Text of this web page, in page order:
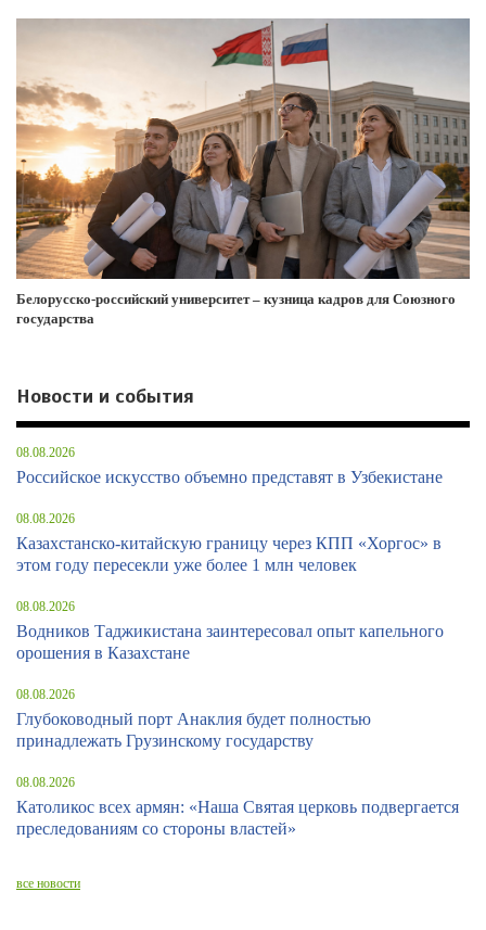
Белорусско-российский университет – кузница кадров для Союзного
государства
Новости и события
08.08.2026
Российское искусство объемно представят в Узбекистане
08.08.2026
Казахстанско-китайскую границу через КПП «Хоргос» в
этом году пересекли уже более 1 млн человек
08.08.2026
Водников Таджикистана заинтересовал опыт капельного
орошения в Казахстане
08.08.2026
Глубоководный порт Анаклия будет полностью
принадлежать Грузинскому государству
08.08.2026
Католикос всех армян: «Наша Святая церковь подвергается
преследованиям со стороны властей»
все новости